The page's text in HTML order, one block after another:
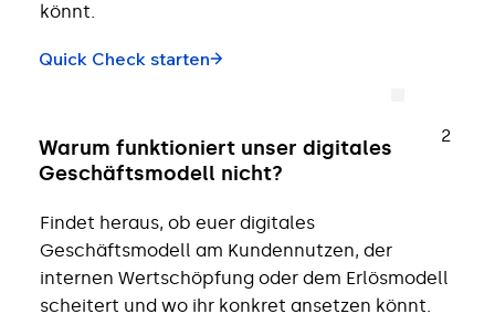
könnt.
Quick Check starten
Warum funktioniert unser digitales
Geschäftsmodell nicht?
Findet heraus, ob euer digitales
Geschäftsmodell am Kundennutzen, der
internen Wertschöpfung oder dem Erlösmodell
scheitert und wo ihr konkret ansetzen könnt.
2